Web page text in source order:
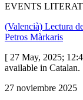
EVENTS
(Valencià) Lectura
Petros Màrkaris
[ 27 May, 2025;
available in Catalan.
27 noviembre 2025